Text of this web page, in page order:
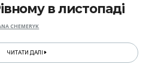
в листопаді
CHEMERYK
ЧИТАТИ ДАЛІ